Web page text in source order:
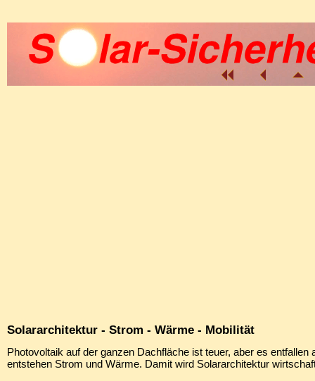
Solararchitektur - Strom - Wärme - Mobilität
Photovoltaik auf der ganzen Dachfläche ist teuer, aber es entfallen
entstehen Strom und Wärme. Damit wird Solararchitektur